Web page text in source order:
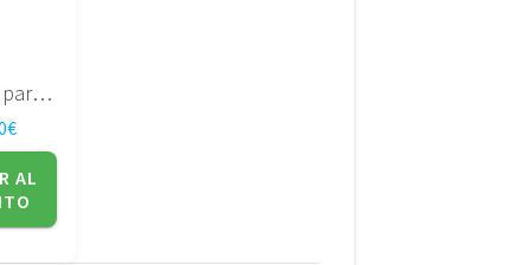
Pantalla para portatil LG Philips 15.0″ – Lp150x08 (tl) (ac)
€
AL